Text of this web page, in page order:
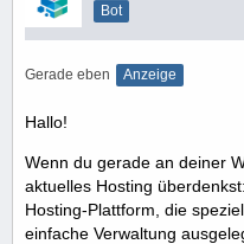
Bot
Gerade eben Anzeige
Hallo!
Wenn du gerade an deiner
aktuelles Hosting
Hosting-Plattform, die
einfache Verwaltung